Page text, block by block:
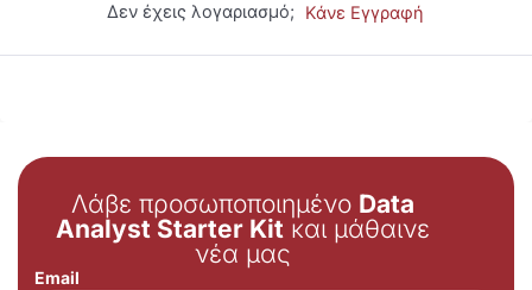
Δεν έχεις λογαριασμό; Κάνε Εγγραφή
Λάβε προσωποποιημένο Data
Analyst Starter Kit και μάθαινε
νέα μας
Email